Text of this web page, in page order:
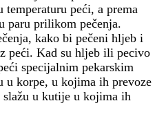
peći, a prema
paru prilikom pečenja.
kako bi pečeni hljeb i
peći. Kad su hljeb ili pecivo
specijalnim pekarskim
u korpe, u kojima ih prevoze
u kutije u kojima ih